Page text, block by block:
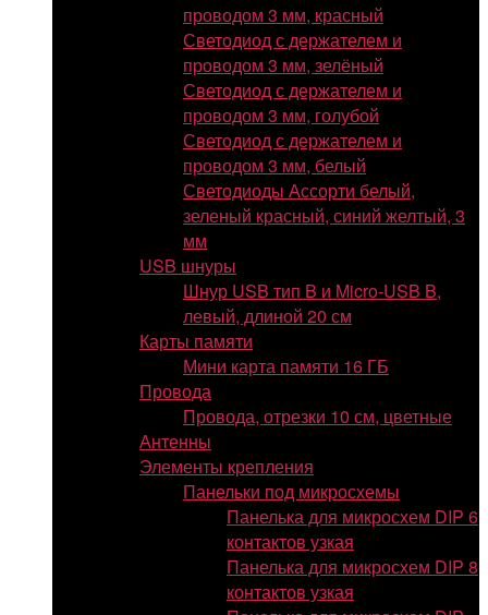
проводом 3 мм, красный
Светодиод с держателем и
проводом 3 мм, зелёный
Светодиод с держателем и
проводом 3 мм, голубой
Светодиод с держателем и
проводом 3 мм, белый
Светодиоды Ассорти белый,
зеленый красный, синий желтый, 3
мм
USB шнуры
Шнур USB тип B и Micro-USB B,
левый, длиной 20 см
Карты памяти
Мини карта памяти 16 ГБ
Провода
Провода, отрезки 10 см, цветные
Антенны
Элементы крепления
Панельки под микросхемы
Панелька для микросхем DIP 6
контактов узкая
Панелька для микросхем DIP 8
контактов узкая